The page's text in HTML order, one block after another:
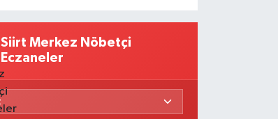
Siirt Merkez Nöbetçi
Eczaneler